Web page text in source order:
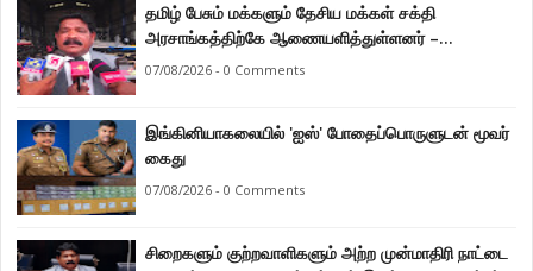
தமிழ் பேசும் மக்களும் தேசிய மக்கள் சக்தி
அரசாங்கத்திற்கே ஆணையளித்துள்ளனர் –
கடற்றொழில் அமைச்சர் இராமலிங்கம் சந்திரசேகர்
07/08/2026 - 0 Comments
இங்கினியாகலையில் 'ஐஸ்' போதைப்பொருளுடன் மூவர்
கைது
07/08/2026 - 0 Comments
சிறைகளும் குற்றவாளிகளும் அற்ற முன்மாதிரி நாட்டை